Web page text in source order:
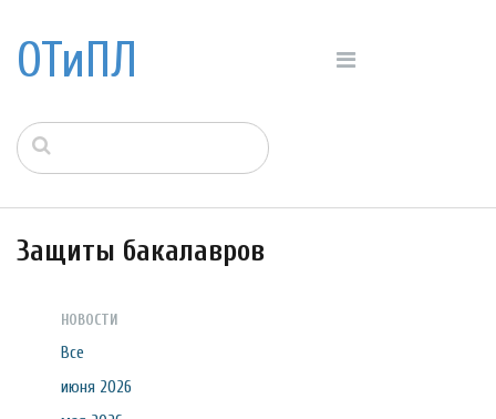
ОТиПЛ
Защиты бакалавров
НОВОСТИ
Все
июня 2026